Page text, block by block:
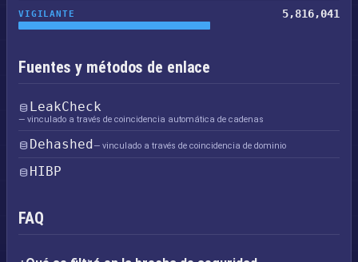
VIGILANTE 5,816,041
Fuentes y métodos de enlace
LeakCheck
— vinculado a través de coincidencia automática de cadenas
Dehashed— vinculado a través de coincidencia de dominio
HIBP
FAQ